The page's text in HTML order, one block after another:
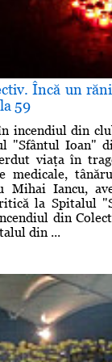
Încă un
59
incendiul din
"Sfântul Ioan"
viaţa în
medicale,
Mihai Iancu,
la Spitalul
din
din ...